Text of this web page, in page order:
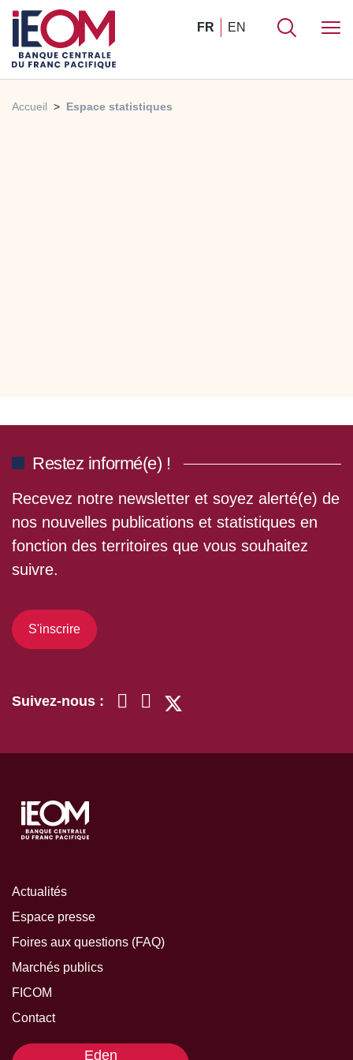
FR EN
Accueil Espace statistiques
Restez informé(e) !
Recevez notre newsletter et soyez alerté(e) de
nos nouvelles publications et statistiques en
fonction des territoires que vous souhaitez
suivre.
S'inscrire
Suivez-nous :
Actualités
Espace presse
Foires aux questions (FAQ)
Marchés publics
FICOM
Contact
Eden